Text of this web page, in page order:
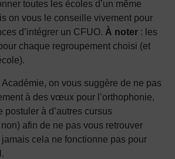
toutes les écoles d’un même
on vous le conseille vivement pour
d’intégrer un CFUO. À noter : les
chaque regroupement choisi (et
on vous suggère de ne pas
à des vœux pour l’orthophonie,
postuler à d’autres cursus
afin de ne pas vous retrouver
cela ne fonctionne pas pour